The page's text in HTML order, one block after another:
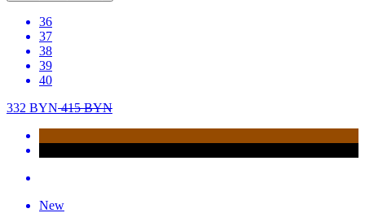
36
37
38
39
40
332 BYN415BYN
New